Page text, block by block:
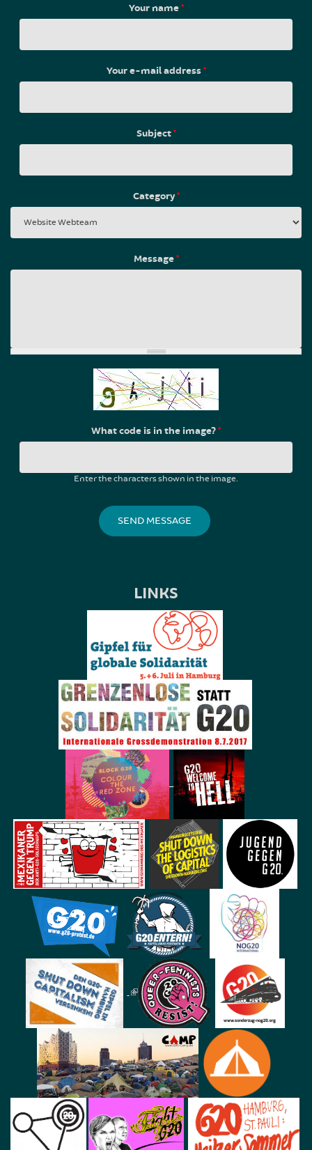
Your name*
Your e-mail address*
Subject*
Category*
Message*
What code is in the image?*
Enter the characters shown in the image.
LINKS